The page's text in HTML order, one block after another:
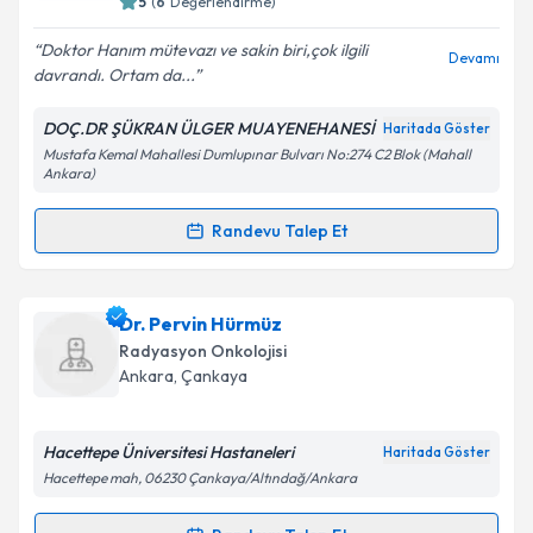
Kişisel verilerimin işlenmesine ilişkin Aydınlatma
Metni'ni okudum ve kişisel verilerimin belirtilen
Takvim Talebini Gönder
Doktor Hanım mütevazı ve sakin biri,çok ilgili
davrandı. Ortam da...
Devamı
DOÇ.DR ŞÜKRAN ÜLGER MUAYENEHANESİ Haritada Göster
Mustafa Kemal Mahallesi Dumlupınar Bulvarı No:274 C2 Blok (Mahall
Ankara)
Randevu Talep Et
Randevu Takvimi Talebi
Prof. Dr. Şükran Ülgeriçin randevu takvimi talebi
oluşturun. Size bu uzmandan randevu almanız için bir
takvim hazırlandığında e-posta ile bilgilendireceğiz.
Dr. Pervin Hürmüz
Radyasyon Onkolojisi
Ankara, Çankaya
Hacettepe Üniversitesi Hastaneleri Haritada Göster
Hacettepe mah, 06230 Çankaya/Altındağ/Ankara